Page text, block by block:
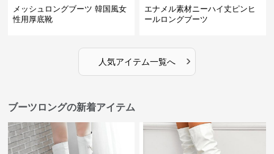
メッシュロングブーツ 韓国風女
性用厚底靴
エナメル素材ニーハイ丈ピンヒ
ールロングブーツ
人気アイテム一覧へ ›
ブーツロングの新着アイテム